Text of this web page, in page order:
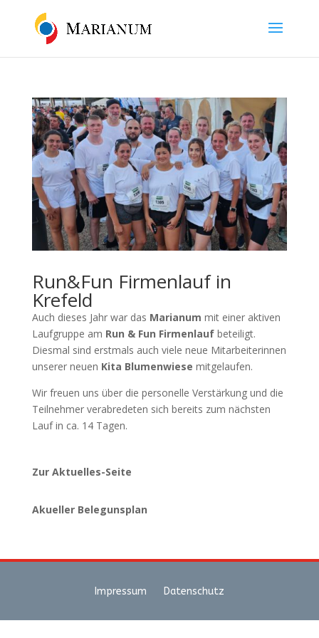
Run&Fun Firmenlauf in
Krefeld
Auch dieses Jahr war das Marianum mit einer aktiven
Laufgruppe am Run & Fun Firmenlaufbeteiligt.
Diesmal sind erstmals auch viele neue Mitarbeiterinnen
unserer neuen Kita Blumenwiese mitgelaufen.
Wir freuen uns über die personelle Verstärkung und die
Teilnehmer verabredeten sich bereits zum nächsten
Lauf in ca. 14 Tagen.
Zur Aktuelles-Seite
Akueller Belegunsplan
Impressum Datenschutz